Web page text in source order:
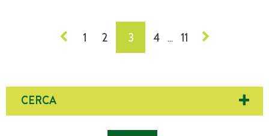
NAVIGAZIONE
1 2 3 4 … 11
CERCA